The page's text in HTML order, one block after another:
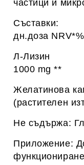
частици и
дн.доза NRV*%
Л-
1000 mg **
Желатинова
(растителен
Не съдържа:
Приложение: